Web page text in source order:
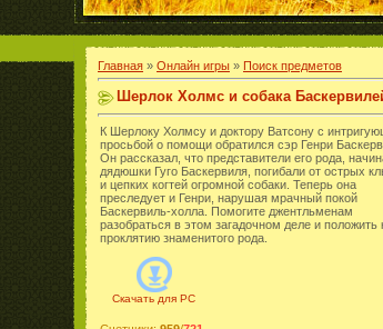
Главная » Онлайн игры » Поиск предметов
Шерлок Холмс и собака
К Шерлоку Холмсу и доктору Ватсону с
просьбой о помощи обратился сэр Генри
Он рассказал, что представители его рода,
дядюшки Гуго Баскервиля, погибали от острых
и цепких когтей огромной собаки. Теперь она
преследует и Генри, нарушая мрачный покой
Баскервиль-холла. Помогите джентльменам
разобраться в этом загадочном деле и положить
проклятию знаменитого рода.
Скачать для PC